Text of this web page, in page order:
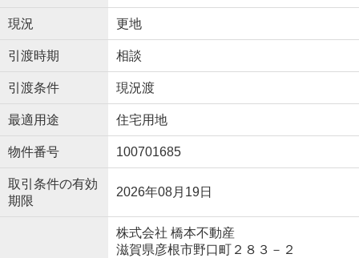
現況 更地
引渡時期 相談
引渡条件 現況渡
最適用途 住宅用地
物件番号 100701685
取引条件の有効
期限
2026年08月19日
株式会社 橋本不動産
滋賀県彦根市野口町２８３－２